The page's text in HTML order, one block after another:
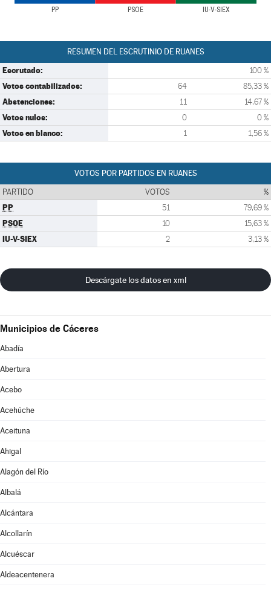
PP PSOE IU-V-SIEX
RESUMEN DEL ESCRUTINIO DE RUANES
Escrutado: 100 %
Votos contabilizados: 64 85,33 %
Abstenciones: 11 14,67 %
Votos nulos: 0 0 %
Votos en blanco: 1 1,56 %
VOTOS POR PARTIDOS EN RUANES
PARTIDO VOTOS %
PP 51 79,69 %
PSOE 10 15,63 %
IU-V-SIEX 2 3,13 %
Descárgate los datos en xml
Municipios de Cáceres
Abadía
Abertura
Acebo
Acehúche
Aceituna
Ahigal
Alagón del Río
Albalá
Alcántara
Alcollarín
Alcuéscar
Aldeacentenera